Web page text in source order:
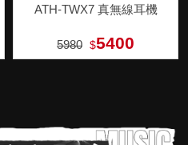
ATH-TWX7 真無線耳機
5980 $5400